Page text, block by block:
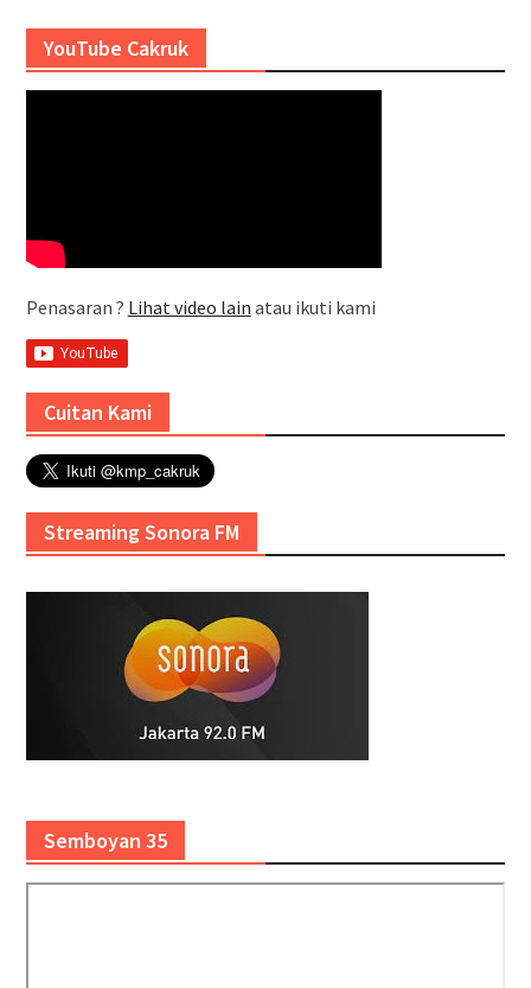
YouTube Cakruk
Penasaran ? Lihat video lain atau ikuti kami
Cuitan Kami
Streaming Sonora FM
Semboyan 35